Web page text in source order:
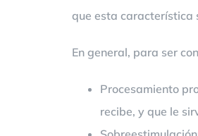
que esta característica
En general, para ser
Procesamiento
recibe, y que le